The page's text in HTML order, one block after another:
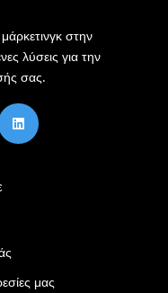
στην
λύσεις για την
σας.
Λ
ί
κ
μας